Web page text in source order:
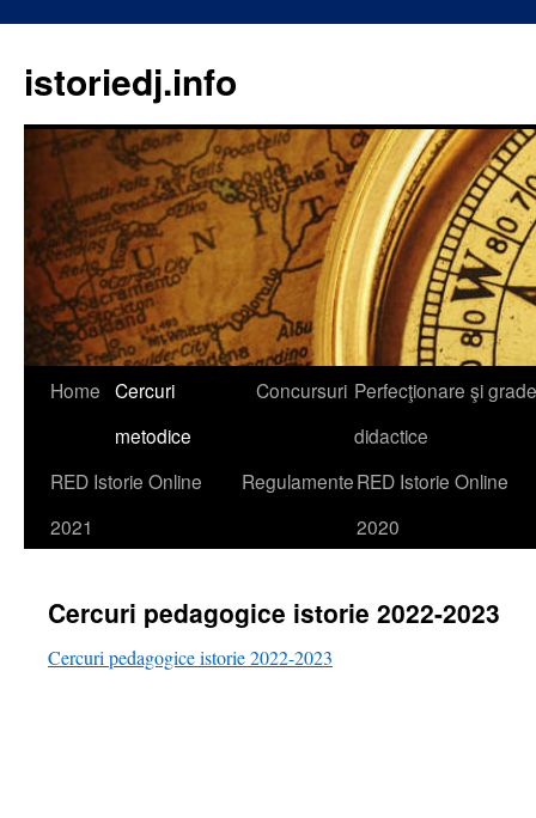
istoriedj.info
Skip
content
Home Cercuri
metodice
Concursuri Perfecţionare şi grade
didactice
RED Istorie Online
2021
RegulamenteRED Istorie Online
2020
Cercuri pedagogice istorie 2022-2023
Cercuri pedagogice istorie 2022-2023